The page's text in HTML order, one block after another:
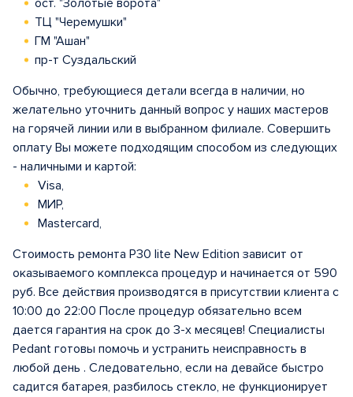
ост. "Золотые ворота"
ТЦ "Черемушки"
ГМ "Ашан"
пр-т Суздальский
Обычно, требующиеся детали всегда в наличии, но
желательно уточнить данный вопрос у наших мастеров
на горячей линии или в выбранном филиале. Совершить
оплату Вы можете подходящим способом из следующих
- наличными и картой:
Visa,
МИР,
Mastercard,
Стоимость ремонта P30 lite New Edition зависит от
оказываемого комплекса процедур и начинается от 590
руб. Все действия производятся в присутствии клиента с
10:00 до 22:00 После процедур обязательно всем
дается гарантия на срок до 3-х месяцев! Специалисты
Pedant готовы помочь и устранить неисправность в
любой день . Следовательно, если на девайсе быстро
садится батарея, разбилось стекло, не функционирует